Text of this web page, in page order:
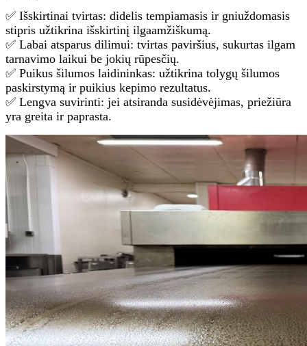
✅ Išskirtinai tvirtas: didelis tempiamasis ir gniuždomasis
stipris užtikrina išskirtinį ilgaamžiškumą.
✅ Labai atsparus dilimui: tvirtas paviršius, sukurtas ilgam
tarnavimo laikui be jokių rūpesčių.
✅ Puikus šilumos laidininkas: užtikrina tolygų šilumos
paskirstymą ir puikius kepimo rezultatus.
✅ Lengva suvirinti: jei atsiranda susidėvėjimas, priežiūra
yra greita ir paprasta.